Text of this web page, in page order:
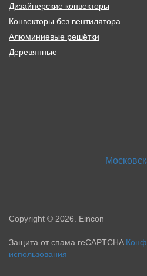
Дизайнерские конвекторы
Конвекторы без вентилятора
Алюминиевые решётки
Деревянные
Copyright © 2026. Eincon
Защита от спама reCAPTCHA
использования